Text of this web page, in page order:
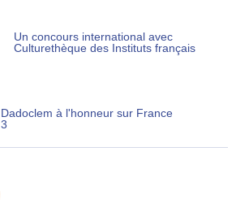
Un concours international avec
Culturethèque des Instituts français
Dadoclem à l'honneur sur France
3